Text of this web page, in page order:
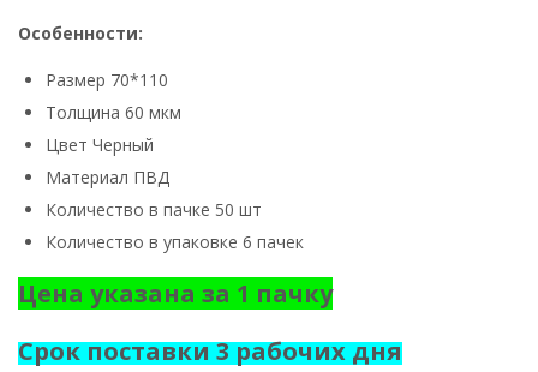
Особенности:
Размер 70*110
Толщина 60 мкм
Цвет Черный
Материал ПВД
Количество в пачке 50 шт
Количество в упаковке 6 пачек
Цена указана за 1 пачку
Срок поставки 3 рабочих дня